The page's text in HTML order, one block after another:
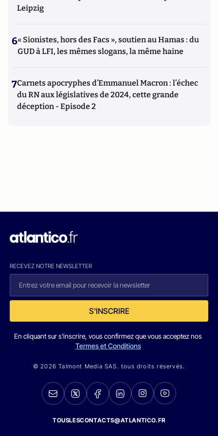
Leipzig
6« Sionistes, hors des Facs », soutien au Hamas : du
GUD à LFI, les mêmes slogans, la même haine
7Carnets apocryphes d’Emmanuel Macron : l’échec
du RN aux législatives de 2024, cette grande
déception - Episode 2
RECEVEZ NOTRE NEWSLETTER
S'INSCRIRE
En cliquant sur s'inscrire, vous confirmez que vous acceptez nos
Termes et Conditions
© 2026 Talmont Media SAS. tous droits réservés.
TOUSLESCONTACTS@ATLANTICO.FR